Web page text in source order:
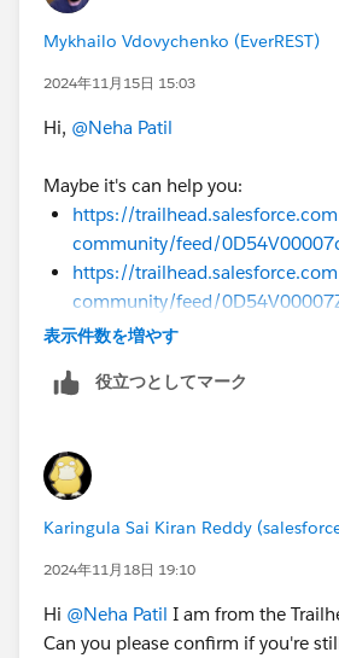
Mykhailo Vdovychenko (EverREST)
2024年11月15日 15:03
Hi, @Neha Patil
Maybe it's can help you:
https://
community/feed/
https://
community/feed/
Sincerely,
Mykhailo Vdovychenko
Bringing Cloud Excellence with
表示件数を増やす
役立つとしてマーク
Karingula Sai Kiran Reddy
2024年11月18日 19:10
Hi @Neha Patil I am from the
Can you please confirm if you're